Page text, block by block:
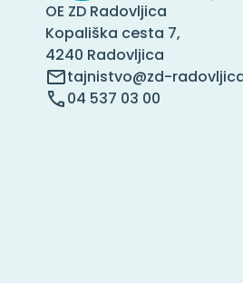
OE ZD Radovljica
Kopališka cesta 7,
4240 Radovljica
tajnistvo@zd-
04 537 03 00